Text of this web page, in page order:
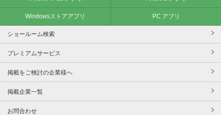
Windowsストアアプリ PC アプリ
ショールーム検索
プレミアムサービス
掲載をご検討の企業様へ
掲載企業一覧
お問合わせ